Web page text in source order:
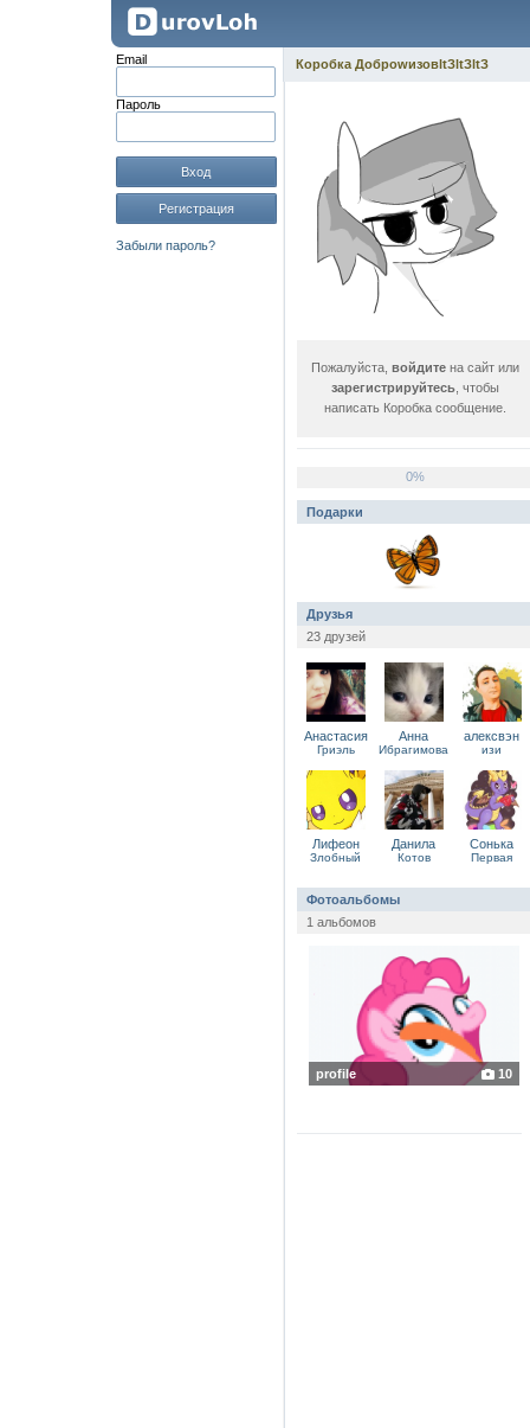
Email
Пароль
Вход
Регистрация
Забыли пароль?
Коробка ДоброwизовltЗltЗltЗ
Пожалуйста, войдитена сайт или
зарегистрируйтесь, чтобы
написать Коробка сообщение.
0%
Подарки
Друзья
23 друзей
Анастасия
Гриэль
Анна
Ибрагимова
алексвэн
изи
Лифеон
Злобный
Данила
Котов
Сонька
Первая
Фотоальбомы
1 альбомов
profile 10